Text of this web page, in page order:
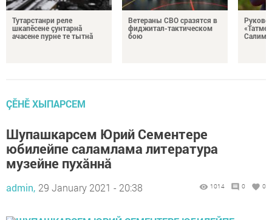
Тутарстанри реле
шкапӗсене çунтарнă
ачасене пурне те тытнă
Ветераны СВО сразятся в
фиджитал-тактическом
бою
ÇӖНӖ ХЫПАРСЕМ
Шупашкарсем Юрий Сементере
юбилейпе саламлама литература
музейне пухӑннӑ
admin, 29 January 2021 - 20:38 1014 0 0